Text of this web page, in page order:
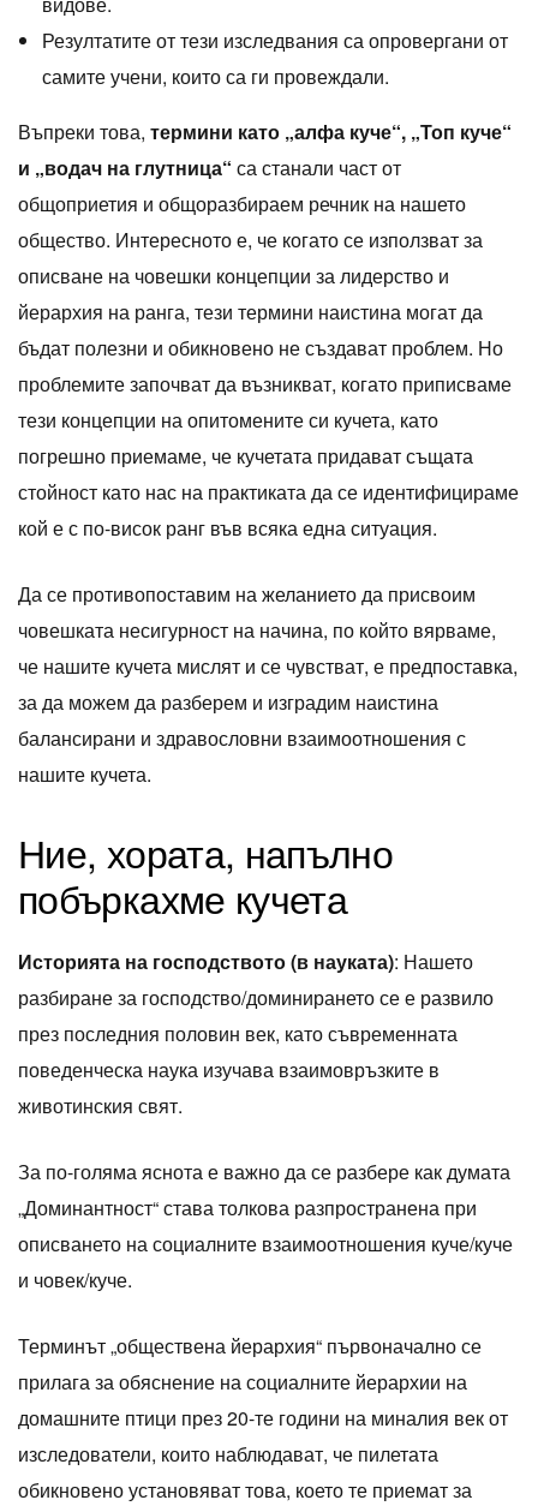
Резултатите от тези изследвания са опровергани от
самите учени, които са ги провеждали.
Въпреки това, термини като „алфа куче“, „Топ куче“
и „водач на глутница“ са станали част от
общоприетия и общоразбираем речник на нашето
общество. Интересното е, че когато се използват за
описване на човешки концепции за лидерство и
йерархия на ранга, тези термини наистина могат да
бъдат полезни и обикновено не създават проблем. Но
проблемите започват да възникват, когато приписваме
тези концепции на опитомените си кучета, като
погрешно приемаме, че кучетата придават същата
стойност като нас на практиката да се идентифицираме
кой е с по-висок ранг във всяка една ситуация.
Да се ​​противопоставим на желанието да присвоим
човешката несигурност на начина, по който вярваме,
че нашите кучета мислят и се чувстват, е предпоставка,
за да можем да разберем и изградим наистина
балансирани и здравословни взаимоотношения с
нашите кучета.
Ние, хората, напълно
побъркахме кучета
Историята на господството (в науката): Нашето
разбиране за господство/доминирането се е развило
през последния половин век, като съвременната
поведенческа наука изучава взаимовръзките в
животинския свят.
За по-голяма яснота е важно да се разбере как думата
„Доминантност“ става толкова разпространена при
описването на социалните взаимоотношения куче/куче
и човек/куче.
Терминът „обществена йерархия“ първоначално се
прилага за обяснение на социалните йерархии на
домашните птици през 20-те години на миналия век от
изследователи, които наблюдават, че пилетата
обикновено установяват това, което те приемат за